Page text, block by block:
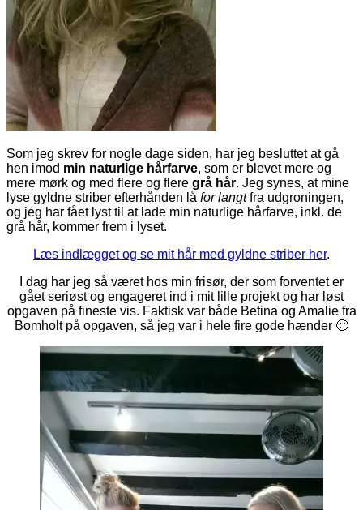
Som jeg skrev for nogle dage siden, har jeg besluttet at gå
hen imod min naturlige hårfarve, som er blevet mere og
mere mørk og med flere og flere grå hår. Jeg synes, at mine
lyse gyldne striber efterhånden lå for langtfra udgroningen,
og jeg har fået lyst til at lade min naturlige hårfarve, inkl. de
grå hår, kommer frem i lyset.
Læs indlægget og se mit hår med gyldne striber her.
I dag har jeg så været hos min frisør, der som forventet er
gået seriøst og engageret ind i mit lille projekt og har løst
opgaven på fineste vis. Faktisk var både Betina og Amalie fra
Bomholt på opgaven, så jeg var i hele fire gode hænder 🙂